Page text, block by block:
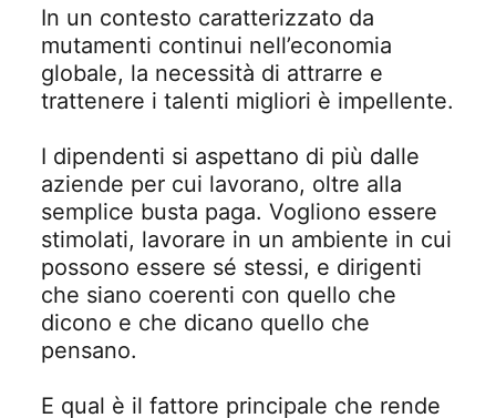
In un contesto caratterizzato da
mutamenti continui nell’economia
globale, la necessità di attrarre e
trattenere i talenti migliori è impellente.
I dipendenti si aspettano di più dalle
aziende per cui lavorano, oltre alla
semplice busta paga. Vogliono essere
stimolati, lavorare in un ambiente in cui
possono essere sé stessi, e dirigenti
che siano coerenti con quello che
dicono e che dicano quello che
pensano.
E qual è il fattore principale che rende